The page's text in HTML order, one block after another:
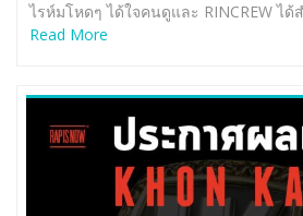
ไรห์มโหดๆ ได้ใจคนดูและ RINCREW ได้
Read More